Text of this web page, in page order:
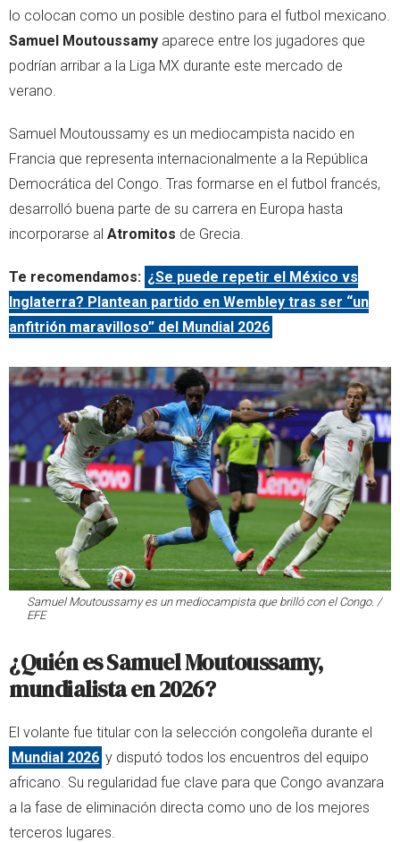
lo colocan como un posible destino para el futbol mexicano.
Samuel Moutoussamy aparece entre los jugadores que
podrían arribar a la Liga MX durante este mercado de
verano.
Samuel Moutoussamy es un mediocampista nacido en
Francia que representa internacionalmente a la República
Democrática del Congo. Tras formarse en el futbol francés,
desarrolló buena parte de su carrera en Europa hasta
incorporarse al Atromitos de Grecia.
Te recomendamos: ¿Se puede repetir el México vs
Inglaterra? Plantean partido en Wembley tras ser “un
anfitrión maravilloso” del Mundial 2026
Samuel Moutoussamy es un mediocampista que brilló con el Congo. /
EFE
¿Quién es Samuel Moutoussamy,
mundialista en 2026?
El volante fue titular con la selección congoleña durante el
Mundial 2026 y disputó todos los encuentros del equipo
africano. Su regularidad fue clave para que Congo avanzara
a la fase de eliminación directa como uno de los mejores
terceros lugares.